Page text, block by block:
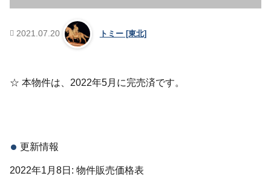
2021.07.20 トミー [東北]
☆ 本物件は、2022年5月に完売済です。
更新情報
2022年1月8日: 物件販売価格表